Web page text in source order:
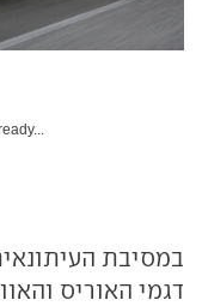
במסיבת
דגמי האוריס